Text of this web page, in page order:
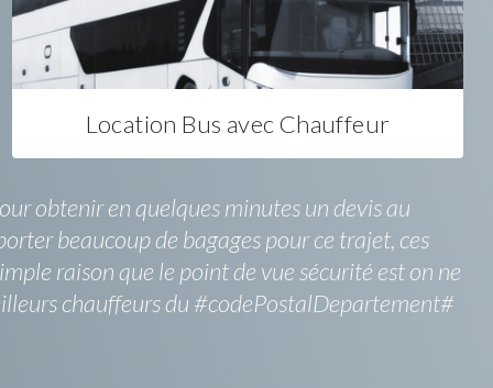
Location Bus avec Chauffeur
obtenir en quelques minutes un devis au
beaucoup de bagages pour ce trajet, ces
raison que le point de vue sécurité est on ne
chauffeurs du #codePostalDepartement#